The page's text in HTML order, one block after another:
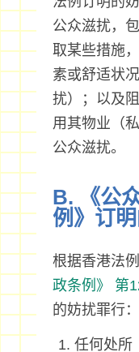
公众滋扰，
取某些措施
素或舒适状
扰）；以及
用其物业（
公众滋扰。
B. 《公
例》订
根据香港法例
政条例》
第
的妨扰罪行：
任何处所